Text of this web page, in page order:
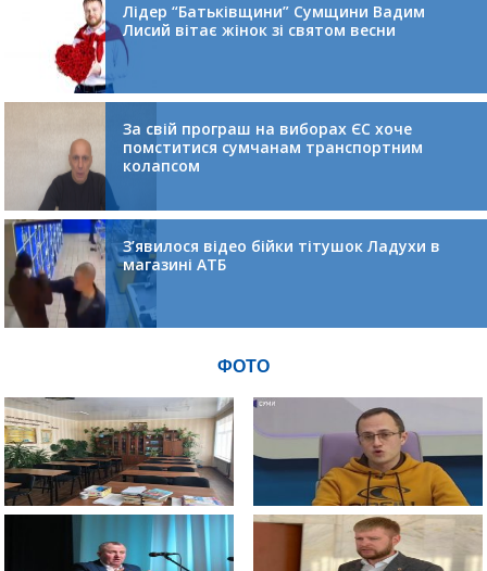
Лідер “Батьківщини” Сумщини Вадим
Лисий вітає жінок зі святом весни
За свій програш на виборах ЄС хоче
помститися сумчанам транспортним
колапсом
З’явилося відео бійки тітушок Ладухи в
магазині АТБ
ФОТО